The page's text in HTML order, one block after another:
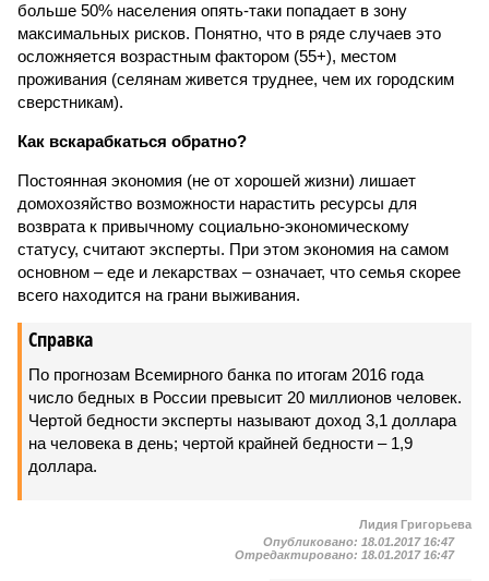
больше 50% населения опять-таки попадает в зону
максимальных рисков. Понятно, что в ряде случаев это
осложняется возрастным фактором (55+), местом
проживания (селянам живется труднее, чем их городским
сверстникам).
Как вскарабкаться обратно?
Постоянная экономия (не от хорошей жизни) лишает
домохозяйство возможности нарастить ресурсы для
возврата к привычному социально-экономическому
статусу, считают эксперты. При этом экономия на самом
основном – еде и лекарствах – означает, что семья скорее
всего находится на грани выживания.
Справка
По прогнозам Всемирного банка по итогам 2016 года
число бедных в России превысит 20 миллионов человек.
Чертой бедности эксперты называют доход 3,1 доллара
на человека в день; чертой крайней бедности – 1,9
доллара.
Лидия Григорьева
Опубликовано: 18.01.2017 16:47
Отредактировано: 18.01.2017 16:47